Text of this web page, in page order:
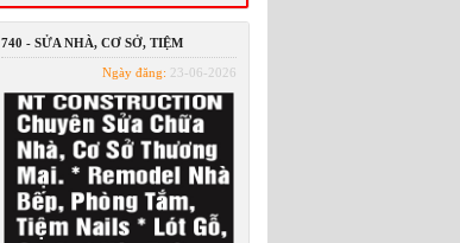
740 - SỬA NHÀ, CƠ SỞ, TIỆM
Ngày đăng: 23-06-2026